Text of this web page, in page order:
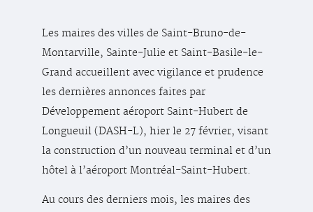
Les maires des villes de Saint-Bruno-de-
Montarville, Sainte-Julie et Saint-Basile-le-
Grand accueillent avec vigilance et prudence
les dernières annonces faites par
Développement aéroport Saint-Hubert de
Longueuil (DASH-L), hier le 27 février, visant
la construction d’un nouveau terminal et d’un
hôtel à l’aéroport Montréal-Saint-Hubert.
Au cours des derniers mois, les maires des